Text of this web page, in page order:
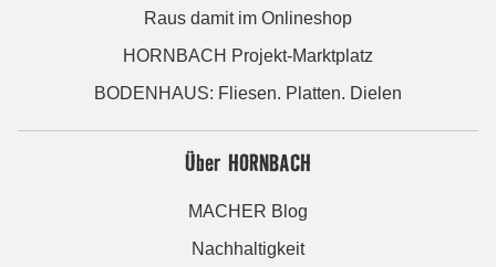
Raus damit im Onlineshop
HORNBACH Projekt-Marktplatz
BODENHAUS: Fliesen. Platten. Dielen
Über HORNBACH
MACHER Blog
Nachhaltigkeit